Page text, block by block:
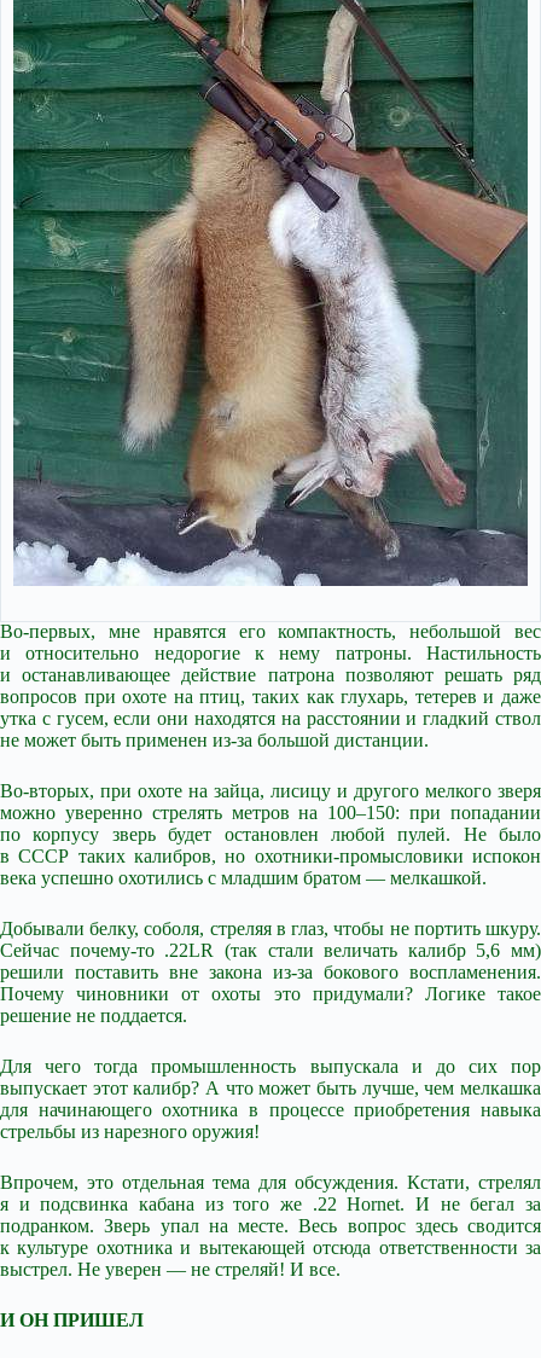
Во-первых, мне нравятся его компактность, небольшой вес
и относительно недорогие к нему патроны. Настильность
и останавливающее действие патрона позволяют решать ряд
вопросов при охоте на птиц, таких как глухарь, тетерев и даже
утка с гусем, если они находятся на расстоянии и гладкий ствол
не может быть применен из-за большой дистанции.
Во-вторых, при охоте на зайца, лисицу и другого мелкого зверя
можно уверенно стрелять метров на 100–150: при попадании
по корпусу зверь будет остановлен любой пулей. Не было
в СССР таких калибров, но охотники-промысловики испокон
века успешно охотились с младшим братом — мелкашкой.
Добывали белку, соболя, стреляя в глаз, чтобы не портить шкуру.
Сейчас почему-то .22LR (так стали величать калибр 5,6 мм)
решили поставить вне закона из-за бокового воспламенения.
Почему чиновники от охоты это придумали? Логике такое
решение не поддается.
Для чего тогда промышленность выпускала и до сих пор
выпускает этот калибр? А что может быть лучше, чем мелкашка
для начинающего охотника в процессе приобретения навыка
стрельбы из нарезного оружия!
Впрочем, это отдельная тема для обсуждения. Кстати, стрелял
я и подсвинка кабана из того же .22 Hornet. И не бегал за
подранком. Зверь упал на месте. Весь вопрос здесь сводится
к культуре охотника и вытекающей отсюда ответственности за
выстрел. Не уверен — не стреляй! И все.
И ОН ПРИШЕЛ